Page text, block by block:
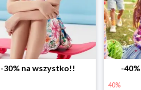
-40% na drugą sztukę
25%